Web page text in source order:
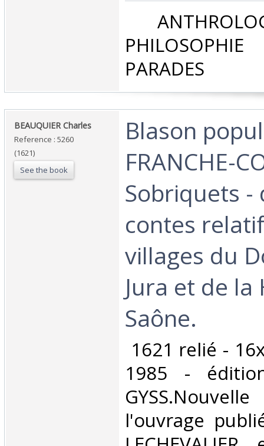
PHILOSOPHIE
PARADES‎
‎BEAUQUIER Charles‎
Reference : 5260
(1621)
See the book
‎Blason
FRANCHE-
Sobriquets -
contes
villages du
Jura et de la
Saône.‎
1621 relié -
1985 -
l'ouvrage